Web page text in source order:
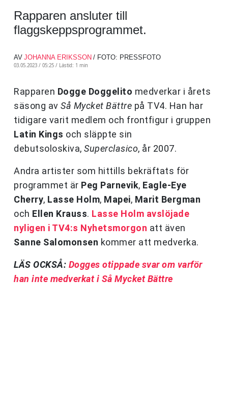
Rapparen ansluter till
flaggskeppsprogrammet.
AV JOHANNA ERIKSSON / FOTO: PRESSFOTO
03.05.2023 / 05:25 / Lästid: 1 min
Rapparen Dogge Doggelito medverkar i årets
säsong av Så Mycket Bättre på TV4. Han har
tidigare varit medlem och frontfigur i gruppen
Latin Kings och släppte sin
debutsoloskiva, Superclasico, år 2007.
Andra artister som hittills bekräftats för
programmet är Peg Parnevik, Eagle-Eye
Cherry, Lasse Holm, Mapei, Marit Bergman
och Ellen Krauss. Lasse Holm avslöjade
nyligen i TV4:s Nyhetsmorgon att även
Sanne Salomonsen kommer att medverka.
LÄS OCKSÅ: Dogges otippade svar om varför
han inte medverkat i Så Mycket Bättre